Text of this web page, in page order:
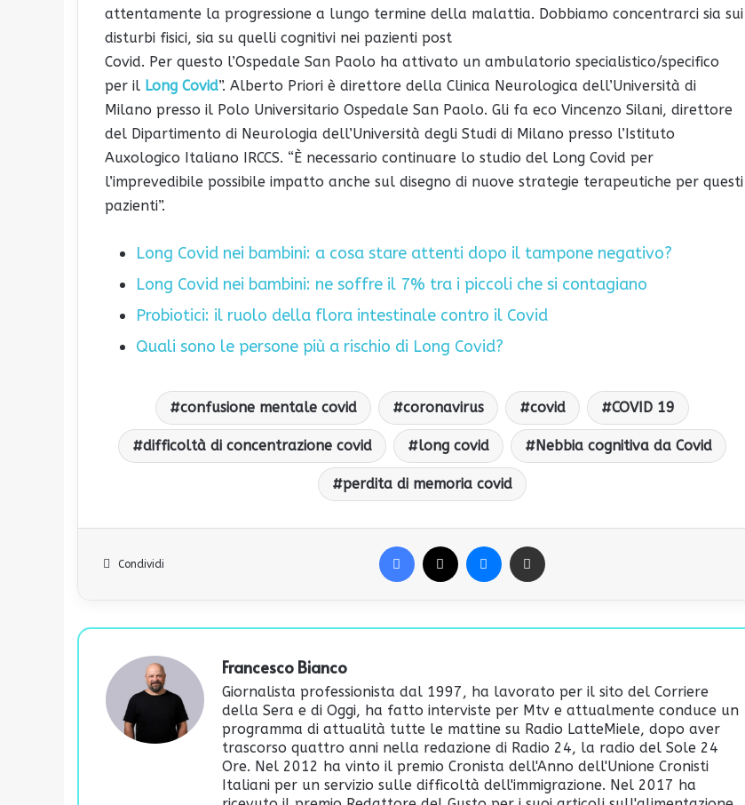
attentamente la progressione a lungo termine della malattia. Dobbiamo concentrarci sia sui
disturbi fisici, sia su quelli cognitivi nei pazienti post
Covid. Per questo l’Ospedale San Paolo ha attivato un ambulatorio specialistico/specifico
per il Long Covid”. Alberto Priori è direttore della Clinica Neurologica dell’Università di
Milano presso il Polo Universitario Ospedale San Paolo. Gli fa eco Vincenzo Silani, direttore
del Dipartimento di Neurologia dell’Università degli Studi di Milano presso l’Istituto
Auxologico Italiano IRCCS. “È necessario continuare lo studio del Long Covid per
l’imprevedibile possibile impatto anche sul disegno di nuove strategie terapeutiche per questi
pazienti”.
Long Covid nei bambini: a cosa stare attenti dopo il tampone negativo?
Long Covid nei bambini: ne soffre il 7% tra i piccoli che si contagiano
Probiotici: il ruolo della flora intestinale contro il Covid
Quali sono le persone più a rischio di Long Covid?
confusione mentale covid coronavirus covid COVID 19
difficoltà di concentrazione covid long covid Nebbia cognitiva da Covid
perdita di memoria covid
Condividi
Francesco Bianco
Giornalista professionista dal 1997, ha lavorato per il sito del Corriere
della Sera e di Oggi, ha fatto interviste per Mtv e attualmente conduce un
programma di attualità tutte le mattine su Radio LatteMiele, dopo aver
trascorso quattro anni nella redazione di Radio 24, la radio del Sole 24
Ore. Nel 2012 ha vinto il premio Cronista dell'Anno dell'Unione Cronisti
Italiani per un servizio sulle difficoltà dell'immigrazione. Nel 2017 ha